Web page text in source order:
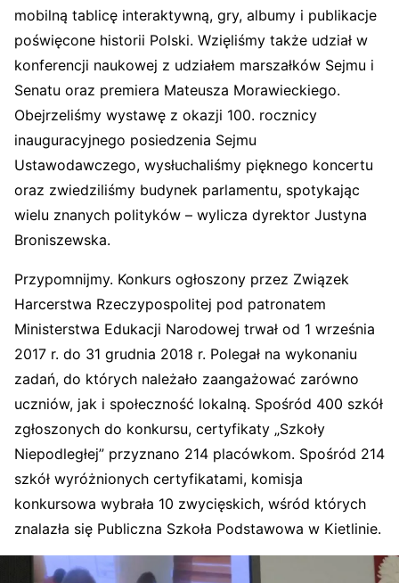
mobilną tablicę interaktywną, gry, albumy i publikacje
poświęcone historii Polski. Wzięliśmy także udział w
konferencji naukowej z udziałem marszałków Sejmu i
Senatu oraz premiera Mateusza Morawieckiego.
Obejrzeliśmy wystawę z okazji 100. rocznicy
inauguracyjnego posiedzenia Sejmu
Ustawodawczego, wysłuchaliśmy pięknego koncertu
oraz zwiedziliśmy budynek parlamentu, spotykając
wielu znanych polityków – wylicza dyrektor Justyna
Broniszewska.
Przypomnijmy. Konkurs ogłoszony przez Związek
Harcerstwa Rzeczypospolitej pod patronatem
Ministerstwa Edukacji Narodowej trwał od 1 września
2017 r. do 31 grudnia 2018 r. Polegał na wykonaniu
zadań, do których należało zaangażować zarówno
uczniów, jak i społeczność lokalną. Spośród 400 szkół
zgłoszonych do konkursu, certyfikaty „Szkoły
Niepodległej” przyznano 214 placówkom. Spośród 214
szkół wyróżnionych certyfikatami, komisja
konkursowa wybrała 10 zwycięskich, wśród których
znalazła się Publiczna Szkoła Podstawowa w Kietlinie.